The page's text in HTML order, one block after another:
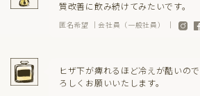
質改善に飲み続けてみたいです。
匿名希望 ｜会社員（一般社員） ｜
ヒザ下が痺れるほど冷えが酷いの
ろしくお願いいたします。